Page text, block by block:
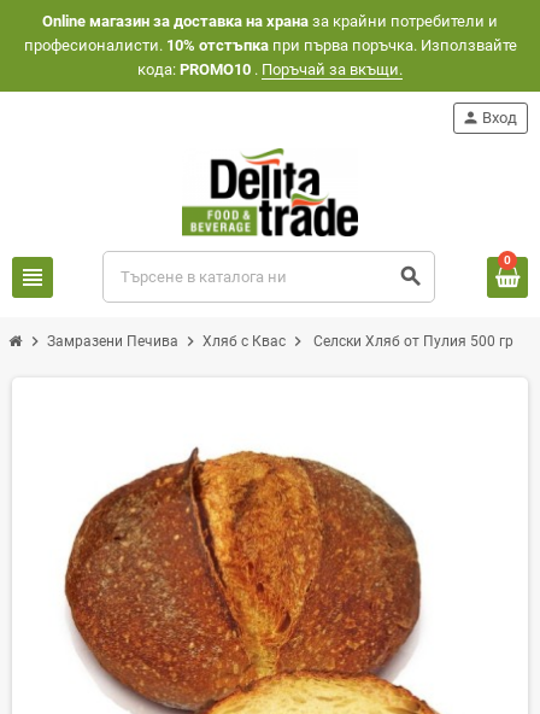
Оnline магазин за доставка на храна за крайни потребители и
професионалисти. 10% отстъпкапри първа поръчка. Използвайте
кода: PROMO10 . Поръчай за вкъщи.
view_headline search
person Вход
0
chevron_right Замразени Печива chevron_right Хляб с Квас chevron_right Селски Хляб от Пулия 500 гр